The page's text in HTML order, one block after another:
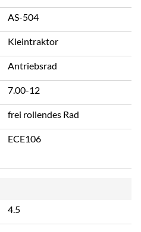
AS-504
Kleintraktor
Antriebsrad
7.00-12
frei rollendes Rad
ECE106
4.5